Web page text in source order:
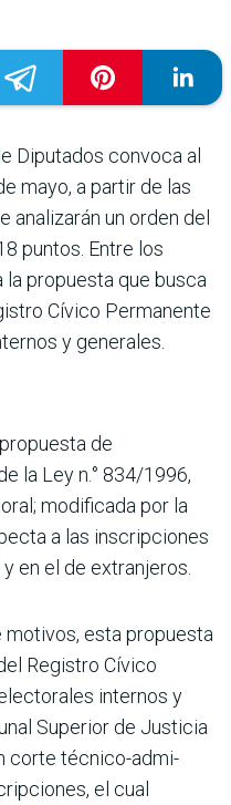
Diputados con­voca al
mayo, a partir de las
analizarán un orden del
puntos. Entre los
la propuesta que busca
Cívico Permanente
y generales.
de
la Ley n.° 834/1996,
modificada por la
a las inscrip­ciones
en el de extranjeros.
motivos, esta propuesta
Registro Cívico
internos y
Superior de Justicia
corte técnico-admi­
el cual